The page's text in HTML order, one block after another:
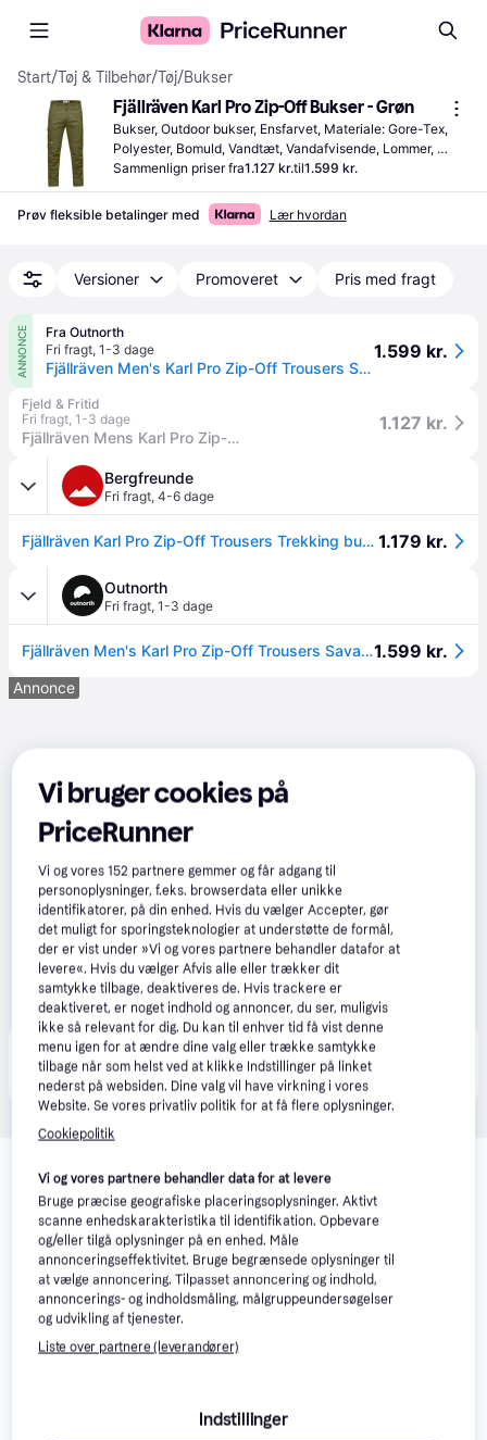
Start/Tøj & Tilbehør/Tøj/Bukser
Fjällräven Karl Pro Zip-Off Bukser - Grøn
Bukser, Outdoor bukser, Ensfarvet, Materiale: Gore-Tex,
Polyester, Bomuld, Vandtæt, Vandafvisende, Lommer,
Justerbare skulderstropper, Med indlæg, Slidstærk
Sammenlign priser fra1.127 kr.til1.599 kr.
Prøv fleksible betalinger med Lær hvordan
Versioner Promoveret Pris med fragt
ANNONCE
Fra Outnorth
Fri fragt, 1-3 dage
Fjällräven Men's Karl Pro Zip-Off Trousers Savanna, 56
1.599 kr.
Fjeld & Fritid
Fri fragt, 1-3 dage
Fjällräven Mens Karl Pro Zip-Off Trousers (Grøn (SAVANNA/235) 56).
1.127 kr.
Bergfreunde
Fri fragt, 4-6 dage
Fjällräven Karl Pro Zip-Off Trousers Trekking bukser Herrer størrelse 56 farve olivengrøn 1.179 kr.
Outnorth
Fri fragt, 1-3 dage
Fjällräven Men's Karl Pro Zip-Off Trousers Savanna, 561.599 kr.
Annonce
Produktet fås også hos 2 butikker , som ikke er
betalende kunde i denne kategori.
Se vores forslag til andre produkter, der matcher dine
interesser. Vis alle
Trender
Vi bruger cookies på
PriceRunner
Vi og vores152 partnere gemmer og får adgang til
personoplysninger, f.eks. browserdata eller unikke
identifikatorer, på din enhed. Hvis du vælger Accepter, gør
det muligt for sporingsteknologier at understøtte de formål,
der er vist under »Vi og vores partnere behandler datafor at
levere«. Hvis du vælger Afvis alle eller trækker dit
samtykke tilbage, deaktiveres de. Hvis trackere er
deaktiveret, er noget indhold og annoncer, du ser, muligvis
ikke så relevant for dig. Du kan til enhver tid få vist denne
menu igen for at ændre dine valg eller trække samtykke
tilbage når som helst ved at klikke Indstillinger på linket
nederst på websiden. Dine valg vil have virkning i vores
Website. Se vores privatliv politik for at få flere oplysninger.
Cookiepolitik
Vi og vores partnere behandler data for at levere
Bruge præcise geografiske placeringsoplysninger. Aktivt
scanne enhedskarakteristika til identifikation. Opbevare
og/eller tilgå oplysninger på en enhed. Måle
annonceringseffektivitet. Bruge begrænsede oplysninger til
at vælge annoncering. Tilpasset annoncering og indhold,
annoncerings- og indholdsmåling, målgruppeundersøgelser
og udvikling af tjenester.
Liste over partnere (leverandører)
Indstillinger